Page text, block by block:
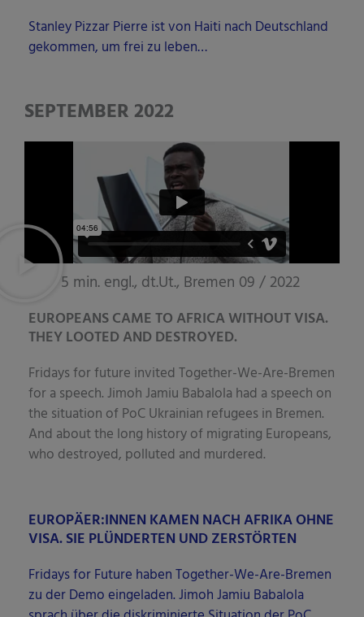
Stan­ley Piz­zar Pierre ist von Hai­ti nach Deutsch­land
gekom­men, um frei zu leben…
SEPTEMBER 2022
5 min. engl., dt.Ut., Bremen 09 / 2022
EUROPEANS CAME TO AFRICA WITHOUT VISA.
THEY LOOTED AND DESTROYED.
Fri­days for future invi­ted Tog­e­ther-We-Are-Bre­men
for a speech. Jimoh Jamiu Bab­a­lo­la had a speech on
the situa­ti­on of PoC Ukrai­ni­an refu­gees in Bre­men.
And about the long histo­ry of migra­ting Euro­peans,
who des­troy­ed, pol­lu­ted and murdered.
EUROPÄER:INNEN KAMEN NACH AFRIKA OHNE
VISA. SIE PLÜNDERTEN UND ZERSTÖRTEN
Fri­days for Future haben Tog­e­ther-We-Are-Bre­men
zu der Demo ein­ge­la­den. Jimoh Jamiu Bab­a­lo­la